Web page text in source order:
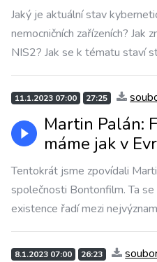
Jaký je aktuální stav
nemocničních zařízeních? Jak
NIS2? Jak se k tématu staví
11.1.2023 07:00 27:25
Martin Palán:
máme jak v
Tentokrát jsme zpovídali
společnosti Bontonfilm. Ta
existence řadí mezi
8.1.2023 07:00 26:23